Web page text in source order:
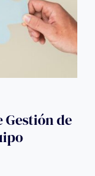
Gestión de